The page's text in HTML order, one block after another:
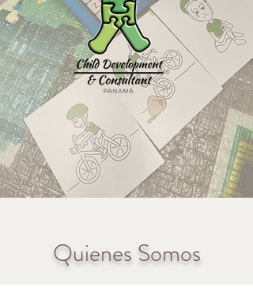
Quienes Somos